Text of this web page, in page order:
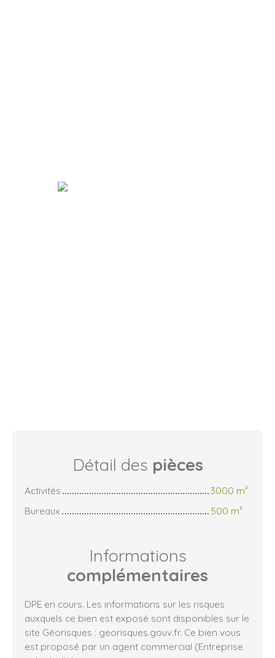
Détail des pièces
Activités
3000 m²
Bureaux
500 m²
Informations
complémentaires
DPE en cours. Les informations sur les risques
auxquels ce bien est exposé sont disponibles sur le
site Géorisques : georisques.gouv.fr. Ce bien vous
est proposé par un agent commercial (Entreprise